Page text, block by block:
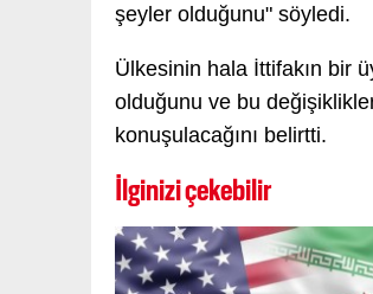
şeyler olduğunu" söyledi.
Ülkesinin hala İttifakın bir
olduğunu ve bu
konuşulacağını belirtti.
İlginizi çekebilir